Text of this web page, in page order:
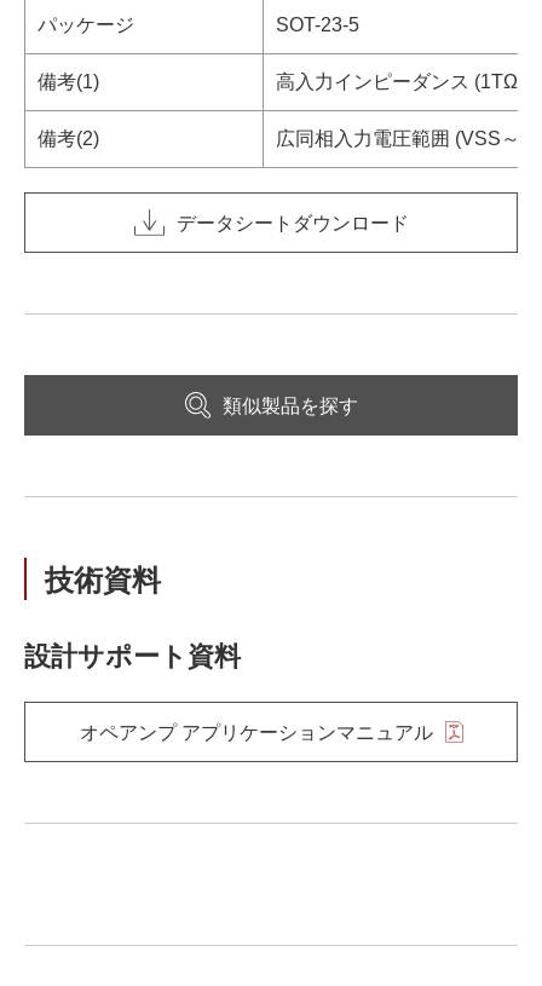
パッケージ SOT-23-5
備考(1) 高入力インピーダンス (1TΩ
備考(2) 広同相入力電圧範囲 (VSS～V
データシートダウンロード
類似製品を探す
技術資料
設計サポート資料
オペアンプ アプリケーションマニュアル